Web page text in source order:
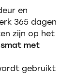
en
365 dagen
zijn op het
met
gebruikt